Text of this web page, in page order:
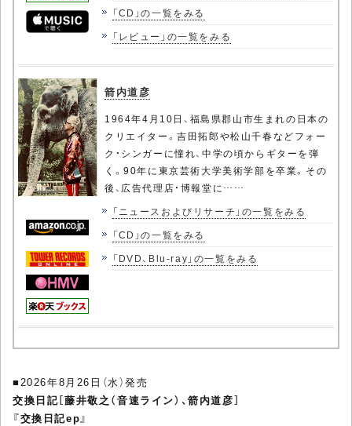
「CD」の一覧をみる
「レビュー」の一覧をみる
箭内道彦
1964年4月10日、福島県郡山市生まれの日本の
クリエイター。吉田拓郎や松山千春などフォー
ク・シンガーに憧れ、中学の頃からギターを弾
く。90年に東京芸術大学美術学部を卒業。その
後、広告代理店・博報堂に……
「ニュースおよびリサーチ」の一覧をみる
「CD」の一覧をみる
「DVD、Blu-ray」の一覧をみる
■2026年8月26日（水）発売
交換日記［藤井敬之（音速ライン）、箭内道彦］
『交換日記ep』